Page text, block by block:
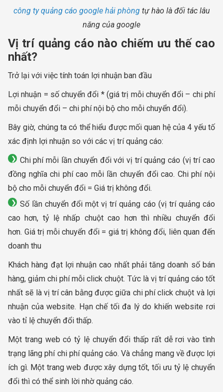
công ty quảng cáo google hải phòngtự hào là đối tác lâu
năng của google
Vị trí quảng cáo nào chiếm ưu thế cao
nhất?
Trở lại với việc tính toán lợi nhuận ban đầu
Lợi nhuận = số chuyển đổi * (giá trị mỗi chuyển đổi – chi phí
mỗi chuyển đổi – chi phí nội bộ cho mỗi chuyển đổi).
Bây giờ, chúng ta có thể hiểu được mối quan hệ của 4 yếu tố
xác định lợi nhuận so với các vị trí quảng cáo:
Chi phí mỗi lần chuyển đổi với vị trí quảng cáo (vị trí cao
đồng nghĩa chi phí cao mỗi lần chuyển đổi cao. Chi phí nội
bộ cho mỗi chuyển đổi = Giá trị không đổi.
Số lần chuyển đổi một vị trí quảng cáo (vị trí quảng cáo
cao hơn, tỷ lệ nhấp chuột cao hơn thì nhiều chuyển đổi
hơn. Giá trị mỗi chuyển đổi = giá trị không đổi, liên quan đến
doanh thu
Khách hàng đạt lợi nhuận cao nhất phải tăng doanh số bán
hàng, giảm chi phí mỗi click chuột. Tức là vị trí quảng cáo tốt
nhất sẽ là vị trí cân bằng được giữa chi phí click chuột và lợi
nhuận của website. Hạn chế tối đa lý do khiến website rơi
vào tỉ lệ chuyển đổi thấp.
Một trang web có tỷ lệ chuyển đổi thấp rất dễ rơi vào tình
trạng lãng phí chi phí quảng cáo. Và chẳng mang về được lợi
ích gì. Một trang web được xây dựng tốt, tối ưu tỷ lệ chuyển
đổi thì có thể sinh lời nhờ quảng cáo.